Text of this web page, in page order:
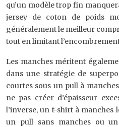
qu’un modèle trop fin
jersey de coton de poids
généralement le meilleur
tout en limitant
Les manches méritent
dans une stratégie de
courtes sous un pull à
ne pas créer d’épaisseur
l’inverse, un t-shirt à manches
un pull sans manches ou